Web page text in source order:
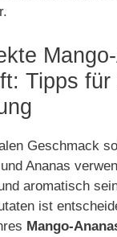
Tipps für
Geschmack
Ananas
aromatisch
ist
Mango-